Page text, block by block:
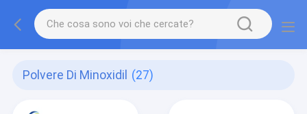
Polvere Di Minoxidil (27)